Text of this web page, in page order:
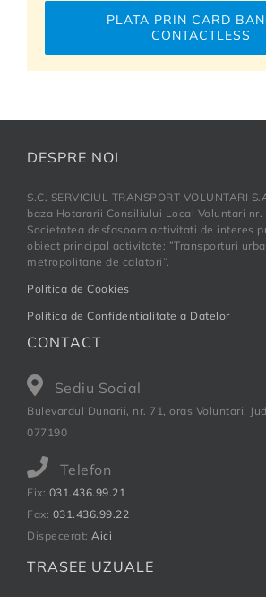
PLATA PRIN CARD
CONTACTLESS
DESPRE NOI
S.C. SERVICIUL TRANSPORT VOLUNTARI
baza Hotararii Consiliului Local Voluntari nr.
Societatea desfasoara activitati de interes
obiect principal activitate: ”Transporturi
metropolitane de calatori”.
Politica de Cookies
Politica de Confidentialitate a Datelor
CONTACT
Sediu Social
Bulevardul Dunarii, nr. 71, oras Voluntari,
077190
Telefon
Fix: 031.436.99.21
Fax: 031.436.99.22
Dispecerat: Aici
TRASEE UZUALE